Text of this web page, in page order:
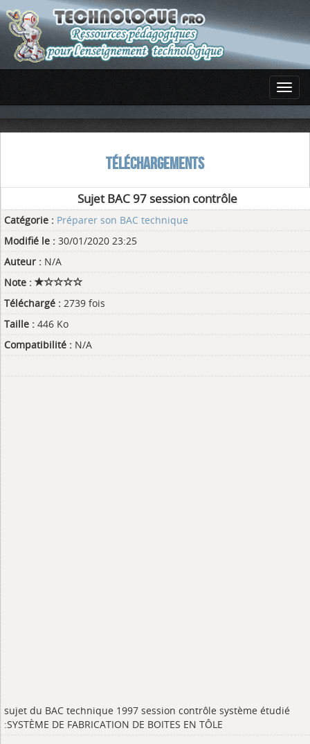
TÉLÉCHARGEMENTS
Sujet BAC 97 session contrôle
Catégorie : Préparer son BAC technique
Modifié le : 30/01/2020 23:25
Auteur : N/A
Note :
Téléchargé : 2739 fois
Taille : 446 Ko
Compatibilité : N/A
sujet du BAC technique 1997 session contrôle système étudié
:SYSTÈME DE FABRICATION DE BOITES EN TÔLE